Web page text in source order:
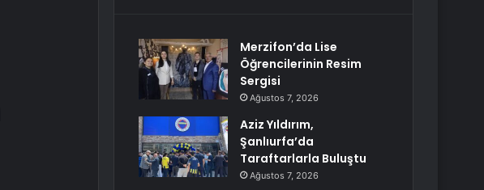
Merzifon’da Lise
Öğrencilerinin Resim
Sergisi
Ağustos 7, 2026
Aziz Yıldırım,
Şanlıurfa’da
Taraftarlarla Buluştu
Ağustos 7, 2026